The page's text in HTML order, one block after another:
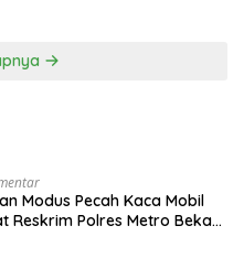
Modus Pecah Kaca Mobil
Reskrim Polres Metro Bekasi